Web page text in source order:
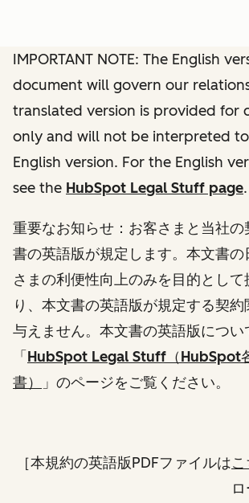
IMPORTANT NOTE: The English
document will govern our
translated version is provided for
only and will not be interpreted
English version. For the English
see the HubSpot Legal Stuff page.
重要なお知らせ：お客さまと当社の
書の英語版が規定します。本文書の
さまの利便性向上のみを目的として
り、本文書の英語版が規定する契
与えません。本文書の英語版につい
「 HubSpot Legal Stuff（HubSpot
書）
」 のページをご覧ください。
［本規約の英語版PDFファイルは